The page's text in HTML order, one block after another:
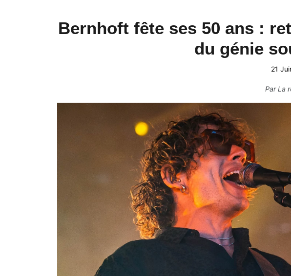
Bernhoft fête ses 50 ans :
du génie
21
ParLa